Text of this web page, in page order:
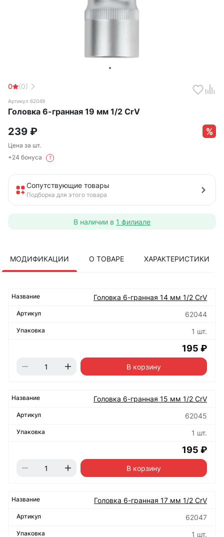
0 (0)
Артикул 62049
Головка 6-гранная 19 мм 1/2 CrV
239 ₽
Цена за шт.
+24 бонуса
?
Сопутствующие товары
Подборка для этого товара
В наличии в 1 филиале
МОДИФИКАЦИИ О ТОВАРЕ ХАРАКТЕРИСТИКИ
Головка 6-гранная 14 мм 1/2 CrV
62044
1 шт.
195 ₽
В корзину
Головка 6-гранная 15 мм 1/2 CrV
62045
1 шт.
195 ₽
В корзину
Головка 6-гранная 17 мм 1/2 CrV
62047
1 шт.